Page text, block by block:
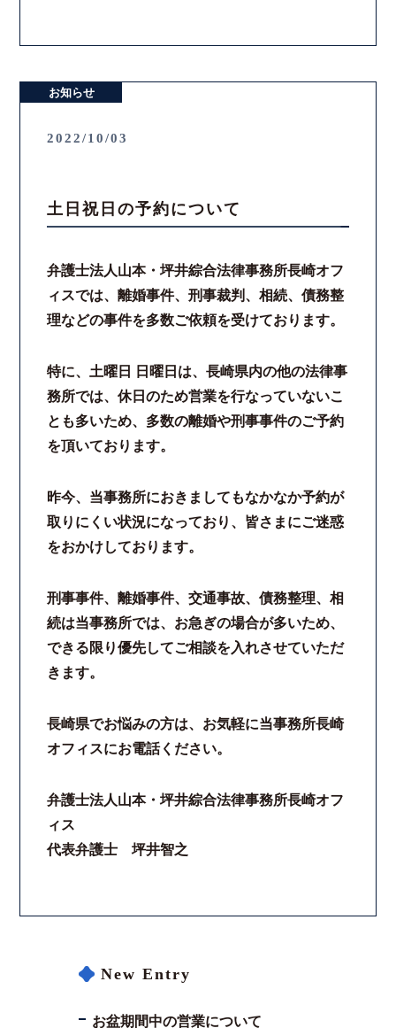
衛生対策の強化
コロナと労働問題
資料ダウンロード
お問い合わせフォーム
プライバシーポリシー
お知らせ
2022/10/03
土日祝日の予約について
弁護士法人山本・坪井綜合法律事務所長崎オフ
ィスでは、離婚事件、刑事裁判、相続、債務整
理などの事件を多数ご依頼を受けております。
特に、土曜日 日曜日は、長崎県内の他の法律事
務所では、休日のため営業を行なっていないこ
とも多いため、多数の離婚や刑事事件のご予約
を頂いております。
昨今、当事務所におきましてもなかなか予約が
取りにくい状況になっており、皆さまにご迷惑
をおかけしております。
刑事事件、離婚事件、交通事故、債務整理、相
続は当事務所では、お急ぎの場合が多いため、
できる限り優先してご相談を入れさせていただ
きます。
長崎県でお悩みの方は、お気軽に当事務所長崎
オフィスにお電話ください。
弁護士法人山本・坪井綜合法律事務所長崎オフ
ィス
代表弁護士 坪井智之
New Entry
お盆期間中の営業について